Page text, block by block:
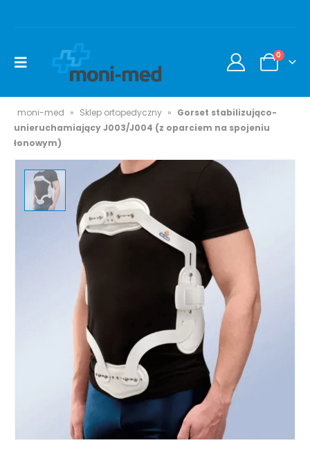
0
moni-med » Sklep ortopedyczny » Gorset stabilizująco-
unieruchamiający J003/J004 (z oparciem na spojeniu
łonowym)